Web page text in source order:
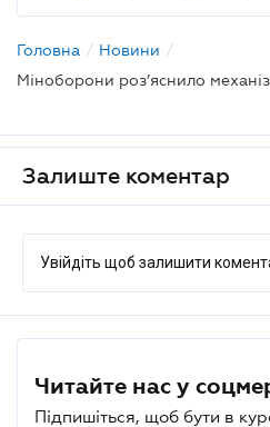
Головна / Новини /
Залиште коментар
Увійдіть щоб залишити
Читайте нас у
Підпишіться, щоб бути в